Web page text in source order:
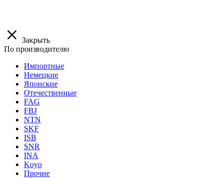
Закрыть
По производителю
Импортные
Немецкие
Японские
Отечественные
FAG
FBJ
NTN
SKF
ISB
SNR
INA
Koyo
Прочие